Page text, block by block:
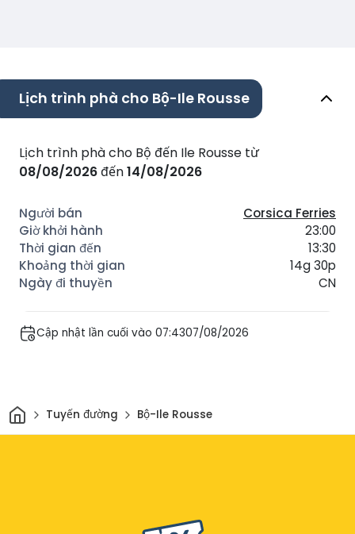
Lịch trình phà cho Bộ-Ile Rousse
Lịch trình phà cho Bộ đến Ile Rousse từ
08/08/2026đến14/08/2026
Corsica Ferries
23:00
13:30
14g 30p
CN
Cập nhật lần cuối vào 07:4307/08/2026
Trang chủ
Tuyến đường Bộ-Ile Rousse